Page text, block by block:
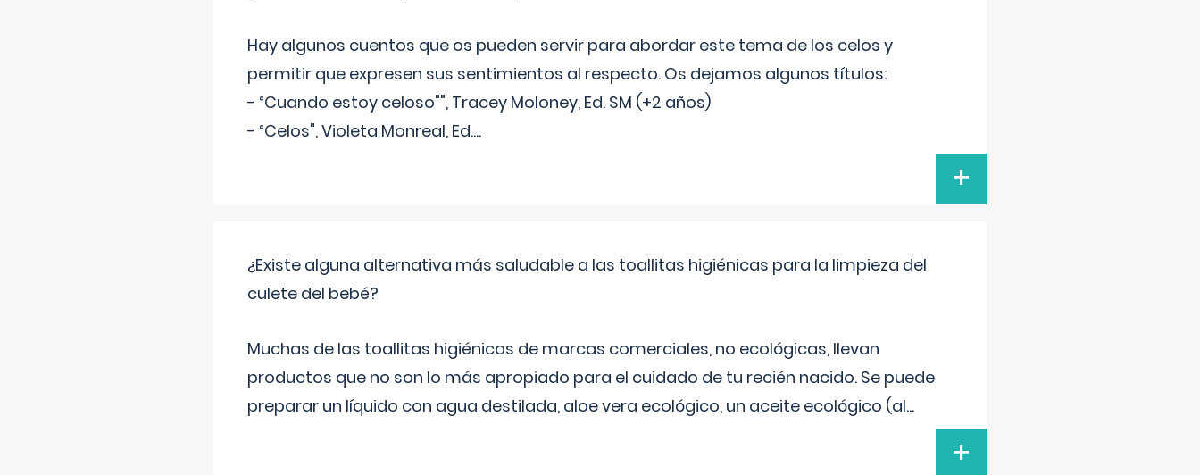
Hay algunos cuentos que os pueden servir para abordar este tema de los celos y
permitir que expresen sus sentimientos al respecto. Os dejamos algunos títulos:
- “Cuando estoy celoso"", Tracey Moloney, Ed. SM (+2 años)
- “Celos", Violeta Monreal, Ed....
+
¿Existe alguna alternativa más saludable a las toallitas higiénicas para la limpieza del
culete del bebé?
Muchas de las toallitas higiénicas de marcas comerciales, no ecológicas, llevan
productos que no son lo más apropiado para el cuidado de tu recién nacido. Se puede
preparar un líquido con agua destilada, aloe vera ecológico, un aceite ecológico (al...
+